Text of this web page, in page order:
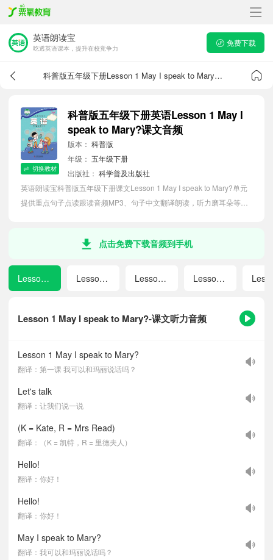
英语朗读宝
吃透英语课本，提升在校竞争力
免费下载
科普版五年级下册Lesson 1 May I speak to Mary?课文音频
切换教材
科普版五年级下册英语Lesson 1 May I
speak to Mary?课文音频
版本： 科普版
年级： 五年级下册
出版社： 科学普及出版社
英语朗读宝科普版五年级下册课文Lesson 1 May I speak to Mary?单元
提供重点句子点读跟读音频MP3、句子中文翻译朗读，听力磨耳朵等功
点击免费下载音频到手机
Lesson 1 May I speak to Mary?-课文听力音频
Lesson 1 May I speak to Mary?
翻译：第一课 我可以和玛丽说话吗？
Let's talk
翻译：让我们说一说
(K = Kate, R = Mrs Read)
翻译：（K = 凯特，R = 里德夫人）
Hello!
翻译：你好！
Hello!
翻译：你好！
May I speak to Mary?
翻译：我可以和玛丽说话吗？
Lesson 1 May I speak to Mary? Lesson 2 We mustn't cross the street now. Lesson 3 How many pupils are there? Lesson 4 Where do you live?